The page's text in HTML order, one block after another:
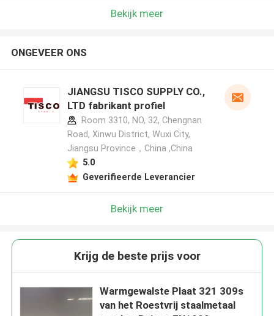
Bekijk meer
ONGEVEER ONS
JIANGSU TISCO SUPPLY CO.,
LTD fabrikant profiel
Room 3310, NO, 32, Chengnan
Road, Xinwu District, Wuxi City,
Jiangsu Province，China ,China
5.0
Geverifieerde Leverancier
Bekijk meer
Krijg de beste prijs voor
Warmgewalste Plaat 321 309s
van het Roestvrij staalmetaal